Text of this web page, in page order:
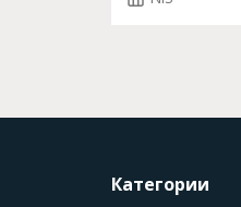
Категории